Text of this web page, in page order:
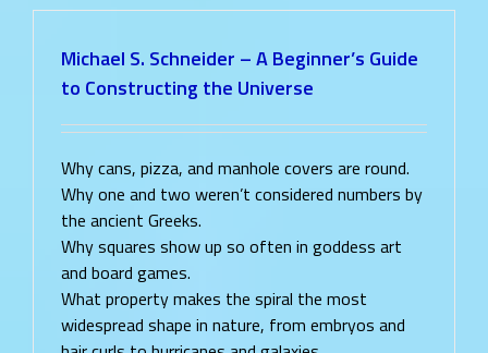
Michael S. Schneider – A Beginner’s Guide
to Constructing the Universe
Why cans, pizza, and manhole covers are round.
Why one and two weren’t considered numbers by
the ancient Greeks.
Why squares show up so often in goddess art
and board games.
What property makes the spiral the most
widespread shape in nature, from embryos and